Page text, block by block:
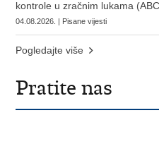
kontrole u zračnim lukama
04.08.2026. | Pisane vijesti
Pogledajte više
Pratite nas